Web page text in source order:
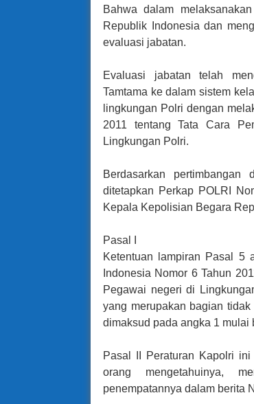
Bahwa dalam
Republik Indonesia dan
evaluasi jabatan.
Evaluasi jabatan telah
Tamtama ke dalam sistem
lingkungan Polri dengan
2011 tentang Tata Cara
Lingkungan Polri.
Berdasarkan
ditetapkan Perkap POLRI
Kepala Kepolisian Begara
Pasal I
Ketentuan lampiran Pasal 5
Indonesia Nomor 6 Tahun
Pegawai negeri di
yang merupakan bagian
dimaksud pada angka 1 mulai
Pasal II
Peraturan Kapolri
orang mengetahuinya,
penempatannya dalam berita